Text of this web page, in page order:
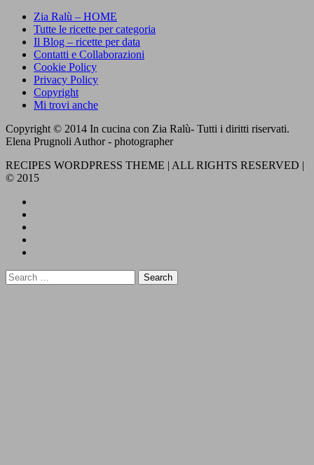
Zia Ralù – HOME
Tutte le ricette per categoria
Il Blog – ricette per data
Contatti e Collaborazioni
Cookie Policy
Privacy Policy
Copyright
Mi trovi anche
Copyright © 2014 In cucina con Zia Ralù- Tutti i diritti riservati.
Elena Prugnoli Author - photographer
RECIPES WORDPRESS THEME | ALL RIGHTS RESERVED |
© 2015